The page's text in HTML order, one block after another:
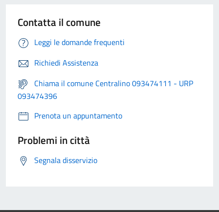
Contatta il comune
Leggi le domande frequenti
Richiedi Assistenza
Chiama il comune Centralino 093474111 - URP
093474396
Prenota un appuntamento
Problemi in città
Segnala disservizio